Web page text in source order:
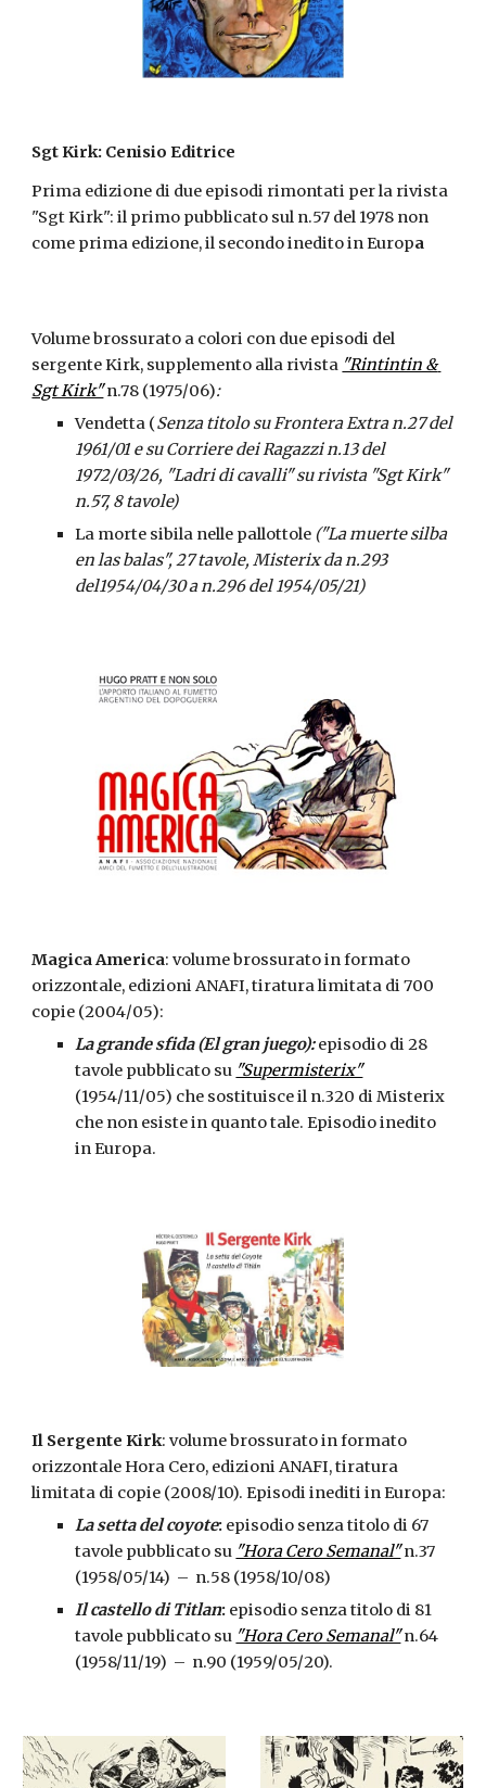
Sgt Kirk: Cenisio Editrice
Prima edizione di due episodi rimontati per la rivista
"Sgt Kirk": il primo pubblicato sul n.57 del 1978 non
come prima edizione, il secondo inedito in Europa
Volume brossurato a colori con due episodi del
sergente Kirk, supplemento alla rivista "Rintintin &
Sgt Kirk" n.78 (1975/06):
Vendetta (Senza titolo su Frontera Extra n.27 del
1961/01 e su Corriere dei Ragazzi n.13 del
1972/03/26, "Ladri di cavalli" su rivista "Sgt Kirk"
n.57, 8 tavole)
La morte sibila nelle pallottole ("La muerte silba
en las balas", 27 tavole, Misterix da n.293
del1954/04/30 a n.296 del 1954/05/21)
Magica America: volume brossurato in formato
orizzontale, edizioni ANAFI, tiratura limitata di 700
copie (2004/05):
La grande sfida (El gran juego): episodio di 28
tavole pubblicato su "Supermisterix"
(1954/11/05) che sostituisce il n.320 di Misterix
che non esiste in quanto tale. Episodio inedito
in Europa.
Il Sergente Kirk: volume brossurato in formato
orizzontale Hora Cero, edizioni ANAFI, tiratura
limitata di copie (2008/10). Episodi inediti in Europa:
La setta del coyote: episodio senza titolo di 67
tavole pubblicato su "Hora Cero Semanal" n.37
(1958/05/14)  –  n.58 (1958/10/08)
Il castello di Titlan: episodio senza titolo di 81
tavole pubblicato su "Hora Cero Semanal" n.64
(1958/11/19)  –  n.90 (1959/05/20).